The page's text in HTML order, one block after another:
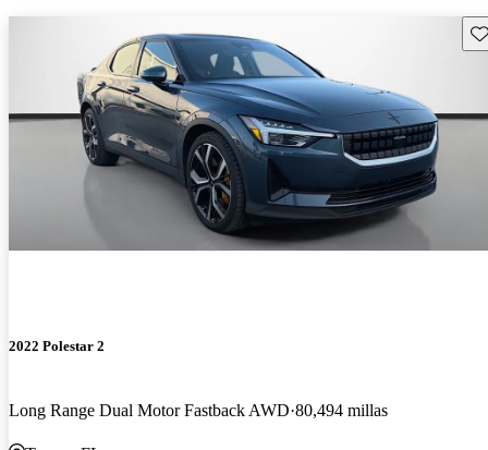
2022 Polestar 2
Long Range Dual Motor Fastback AWD 80,494 millas